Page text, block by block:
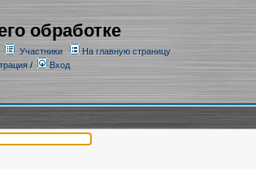
обработке
Участники
На главную страницу
/ Вход